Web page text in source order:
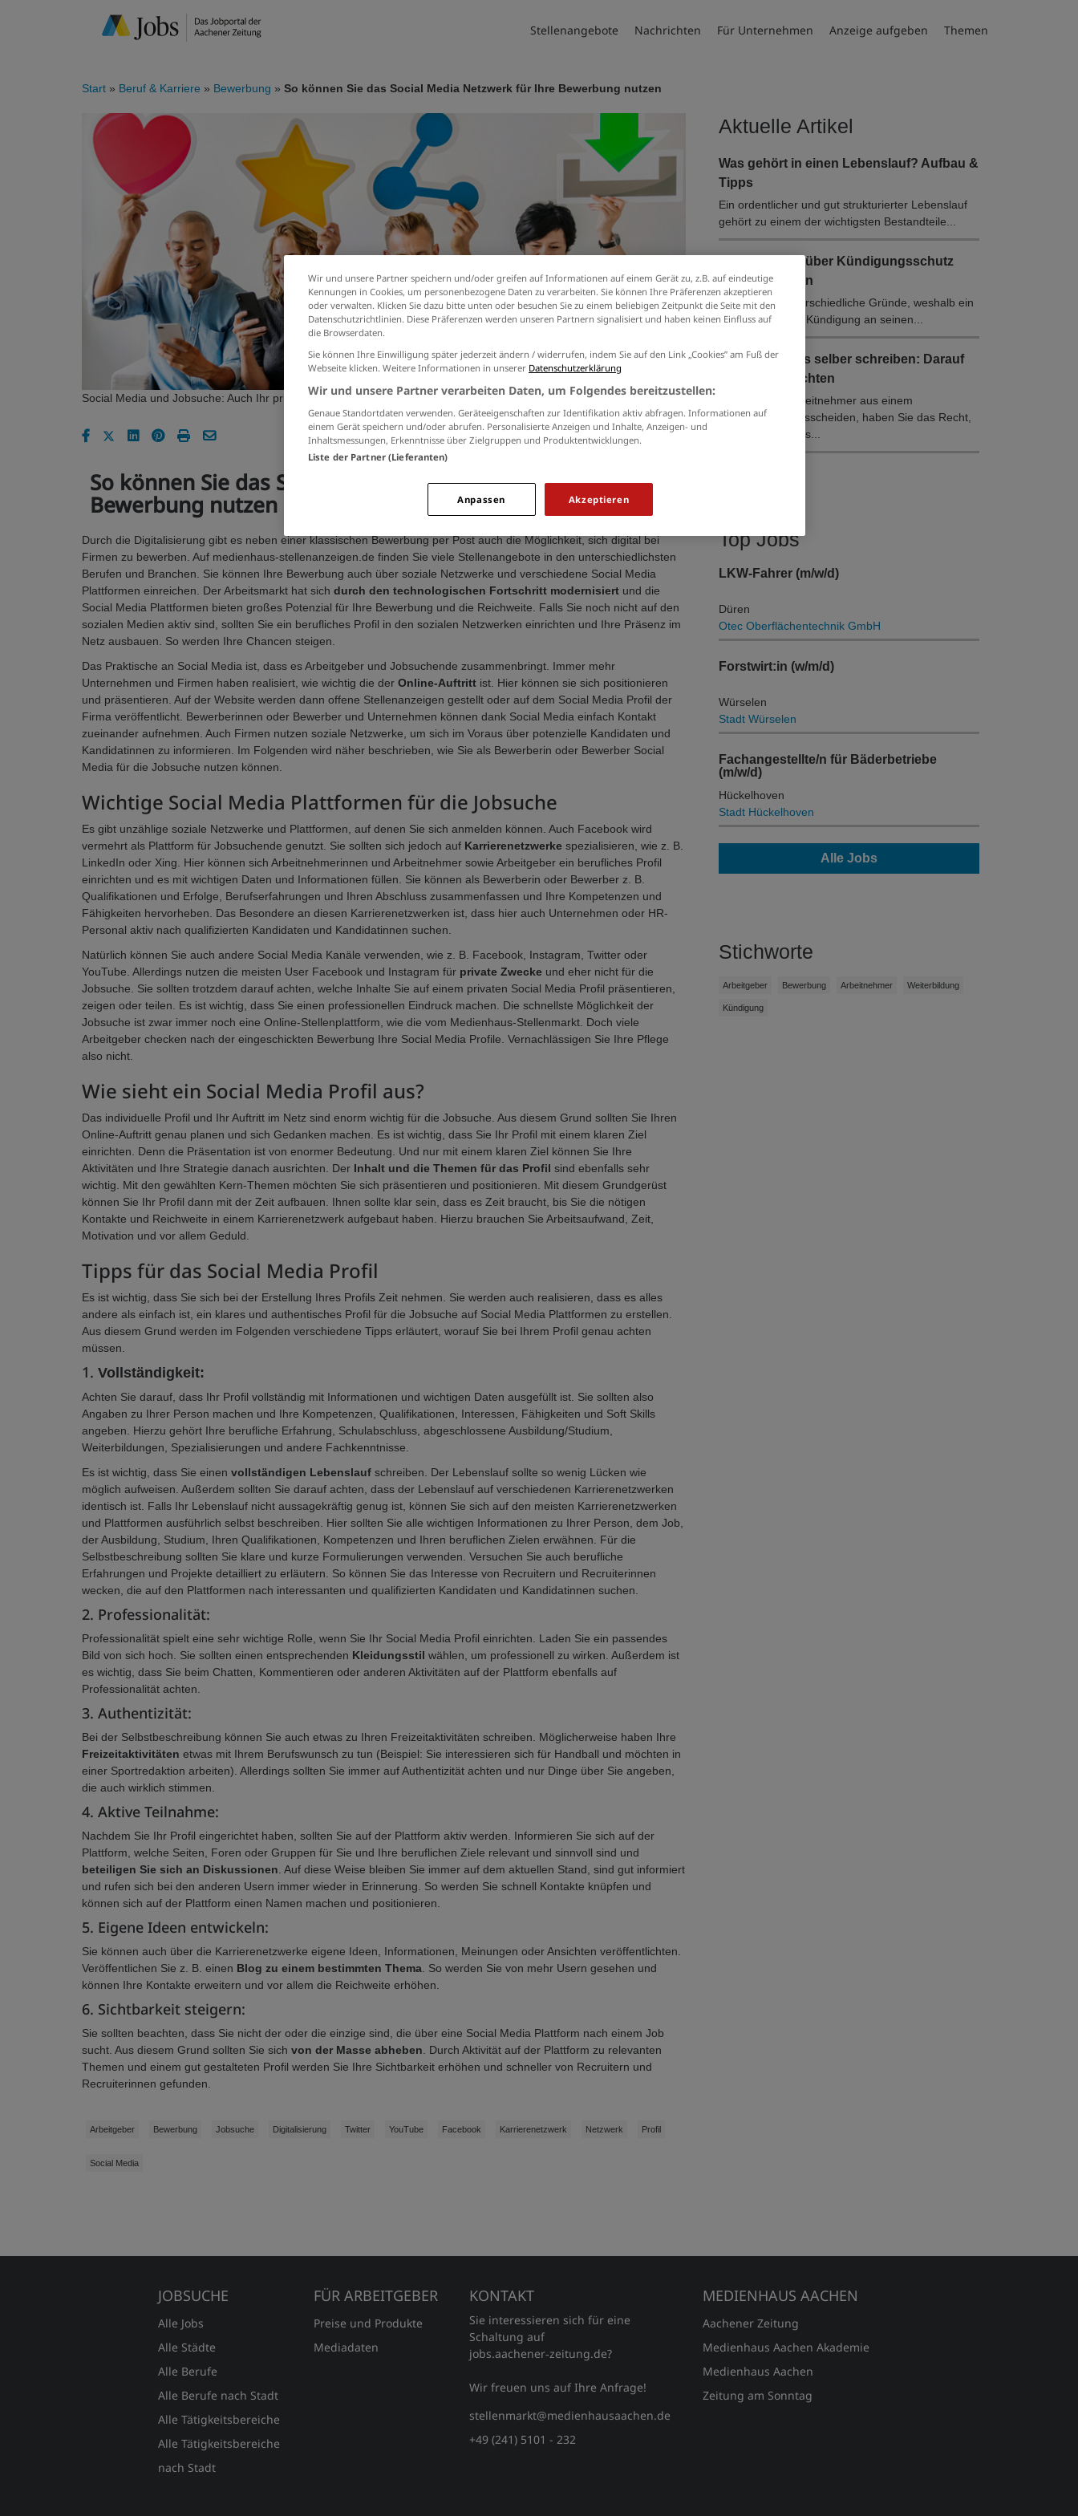
Stellenangebote Nachrichten Für Unternehmen Anzeige aufgeben Themen
Start Beruf & Karriere Bewerbung So können Sie das Social Media Netzwerk für Ihre Bewerbung nutzen
Social Media und Jobsuche: Auch Ihr privates Profil ist wichtig! | Copyright © Rawpixel
So können Sie das Social Media Netzwerk für Ihre
Bewerbung nutzen
Durch die Digitalisierung gibt es neben einer klassischen Bewerbung per Post auch die Möglichkeit, sich digital bei
Firmen zu bewerben. Auf medienhaus-stellenanzeigen.de finden Sie viele Stellenangebote in den unterschiedlichsten
Berufen und Branchen. Sie können Ihre Bewerbung auch über soziale Netzwerke und verschiedene Social Media
Plattformen einreichen. Der Arbeitsmarkt hat sich durch den technologischen Fortschritt modernisiert und die
Social Media Plattformen bieten großes Potenzial für Ihre Bewerbung und die Reichweite. Falls Sie noch nicht auf den
sozialen Medien aktiv sind, sollten Sie ein berufliches Profil in den sozialen Netzwerken einrichten und Ihre Präsenz im
Netz ausbauen. So werden Ihre Chancen steigen.
Das Praktische an Social Media ist, dass es Arbeitgeber und Jobsuchende zusammenbringt. Immer mehr
Unternehmen und Firmen haben realisiert, wie wichtig die der Online-Auftritt ist. Hier können sie sich positionieren
und präsentieren. Auf der Website werden dann offene Stellenanzeigen gestellt oder auf dem Social Media Profil der
Firma veröffentlicht. Bewerberinnen oder Bewerber und Unternehmen können dank Social Media einfach Kontakt
zueinander aufnehmen. Auch Firmen nutzen soziale Netzwerke, um sich im Voraus über potenzielle Kandidaten und
Kandidatinnen zu informieren. Im Folgenden wird näher beschrieben, wie Sie als Bewerberin oder Bewerber Social
Media für die Jobsuche nutzen können.
Wichtige Social Media Plattformen für die Jobsuche
Es gibt unzählige soziale Netzwerke und Plattformen, auf denen Sie sich anmelden können. Auch Facebook wird
vermehrt als Plattform für Jobsuchende genutzt. Sie sollten sich jedoch auf Karrierenetzwerke spezialisieren, wie z. B.
LinkedIn oder Xing. Hier können sich Arbeitnehmerinnen und Arbeitnehmer sowie Arbeitgeber ein berufliches Profil
einrichten und es mit wichtigen Daten und Informationen füllen. Sie können als Bewerberin oder Bewerber z. B.
Qualifikationen und Erfolge, Berufserfahrungen und Ihren Abschluss zusammenfassen und Ihre Kompetenzen und
Fähigkeiten hervorheben. Das Besondere an diesen Karrierenetzwerken ist, dass hier auch Unternehmen oder HR-
Personal aktiv nach qualifizierten Kandidaten und Kandidatinnen suchen.
Natürlich können Sie auch andere Social Media Kanäle verwenden, wie z. B. Facebook, Instagram, Twitter oder
YouTube. Allerdings nutzen die meisten User Facebook und Instagram für private Zwecke und eher nicht für die
Jobsuche. Sie sollten trotzdem darauf achten, welche Inhalte Sie auf einem privaten Social Media Profil präsentieren,
zeigen oder teilen. Es ist wichtig, dass Sie einen professionellen Eindruck machen. Die schnellste Möglichkeit der
Jobsuche ist zwar immer noch eine Online-Stellenplattform, wie die vom Medienhaus-Stellenmarkt. Doch viele
Arbeitgeber checken nach der eingeschickten Bewerbung Ihre Social Media Profile. Vernachlässigen Sie Ihre Pflege
also nicht.
Wie sieht ein Social Media Profil aus?
Das individuelle Profil und Ihr Auftritt im Netz sind enorm wichtig für die Jobsuche. Aus diesem Grund sollten Sie Ihren
Online-Auftritt genau planen und sich Gedanken machen. Es ist wichtig, dass Sie Ihr Profil mit einem klaren Ziel
einrichten. Denn die Präsentation ist von enormer Bedeutung. Und nur mit einem klaren Ziel können Sie Ihre
Aktivitäten und Ihre Strategie danach ausrichten. Der Inhalt und die Themen für das Profil sind ebenfalls sehr
wichtig. Mit den gewählten Kern-Themen möchten Sie sich präsentieren und positionieren. Mit diesem Grundgerüst
können Sie Ihr Profil dann mit der Zeit aufbauen. Ihnen sollte klar sein, dass es Zeit braucht, bis Sie die nötigen
Kontakte und Reichweite in einem Karrierenetzwerk aufgebaut haben. Hierzu brauchen Sie Arbeitsaufwand, Zeit,
Motivation und vor allem Geduld.
Tipps für das Social Media Profil
Es ist wichtig, dass Sie sich bei der Erstellung Ihres Profils Zeit nehmen. Sie werden auch realisieren, dass es alles
andere als einfach ist, ein klares und authentisches Profil für die Jobsuche auf Social Media Plattformen zu erstellen.
Aus diesem Grund werden im Folgenden verschiedene Tipps erläutert, worauf Sie bei Ihrem Profil genau achten
müssen.
1. Vollständigkeit:
Achten Sie darauf, dass Ihr Profil vollständig mit Informationen und wichtigen Daten ausgefüllt ist. Sie sollten also
Angaben zu Ihrer Person machen und Ihre Kompetenzen, Qualifikationen, Interessen, Fähigkeiten und Soft Skills
angeben. Hierzu gehört Ihre berufliche Erfahrung, Schulabschluss, abgeschlossene Ausbildung/Studium,
Weiterbildungen, Spezialisierungen und andere Fachkenntnisse.
Es ist wichtig, dass Sie einen vollständigen Lebenslauf schreiben. Der Lebenslauf sollte so wenig Lücken wie
möglich aufweisen. Außerdem sollten Sie darauf achten, dass der Lebenslauf auf verschiedenen Karrierenetzwerken
identisch ist. Falls Ihr Lebenslauf nicht aussagekräftig genug ist, können Sie sich auf den meisten Karrierenetzwerken
und Plattformen ausführlich selbst beschreiben. Hier sollten Sie alle wichtigen Informationen zu Ihrer Person, dem Job,
der Ausbildung, Studium, Ihren Qualifikationen, Kompetenzen und Ihren beruflichen Zielen erwähnen. Für die
Selbstbeschreibung sollten Sie klare und kurze Formulierungen verwenden. Versuchen Sie auch berufliche
Erfahrungen und Projekte detailliert zu erläutern. So können Sie das Interesse von Recruitern und Recruiterinnen
wecken, die auf den Plattformen nach interessanten und qualifizierten Kandidaten und Kandidatinnen suchen.
2. Professionalität:
Professionalität spielt eine sehr wichtige Rolle, wenn Sie Ihr Social Media Profil einrichten. Laden Sie ein passendes
Bild von sich hoch. Sie sollten einen entsprechenden Kleidungsstil wählen, um professionell zu wirken. Außerdem ist
es wichtig, dass Sie beim Chatten, Kommentieren oder anderen Aktivitäten auf der Plattform ebenfalls auf
Professionalität achten.
3. Authentizität:
Bei der Selbstbeschreibung können Sie auch etwas zu Ihren Freizeitaktivitäten schreiben. Möglicherweise haben Ihre
Freizeitaktivitäten etwas mit Ihrem Berufswunsch zu tun (Beispiel: Sie interessieren sich für Handball und möchten in
einer Sportredaktion arbeiten). Allerdings sollten Sie immer auf Authentizität achten und nur Dinge über Sie angeben,
die auch wirklich stimmen.
4. Aktive Teilnahme:
Nachdem Sie Ihr Profil eingerichtet haben, sollten Sie auf der Plattform aktiv werden. Informieren Sie sich auf der
Plattform, welche Seiten, Foren oder Gruppen für Sie und Ihre beruflichen Ziele relevant und sinnvoll sind und
beteiligen Sie sich an Diskussionen . Auf diese Weise bleiben Sie immer auf dem aktuellen Stand, sind gut informiert
und rufen sich bei den anderen Usern immer wieder in Erinnerung. So werden Sie schnell Kontakte knüpfen und
können sich auf der Plattform einen Namen machen und positionieren.
5. Eigene Ideen entwickeln:
Sie können auch über die Karrierenetzwerke eigene Ideen, Informationen, Meinungen oder Ansichten veröffentlichten.
Veröffentlichen Sie z. B. einen Blog zu einem bestimmten Thema . So werden Sie von mehr Usern gesehen und
können Ihre Kontakte erweitern und vor allem die Reichweite erhöhen.
6. Sichtbarkeit steigern:
Sie sollten beachten, dass Sie nicht der oder die einzige sind, die über eine Social Media Plattform nach einem Job
sucht. Aus diesem Grund sollten Sie sich von der Masse abheben . Durch Aktivität auf der Plattform zu relevanten
Themen und einem gut gestalteten Profil werden Sie Ihre Sichtbarkeit erhöhen und schneller von Recruitern und
Recruiterinnen gefunden.
Arbeitgeber Bewerbung Jobsuche Digitalisierung Twitter YouTube Facebook Karrierenetzwerk Netzwerk Profil
Social Media
Aktuelle Artikel
Was gehört in einen Lebenslauf? Aufbau &
Tipps
Ein ordentlicher und gut strukturierter Lebenslauf
gehört zu einem der wichtigsten Bestandteile...
Alles, was Sie über Kündigungsschutz
wissen müssen
Es gibt viele unterschiedliche Gründe, weshalb ein
Arbeitgeber eine Kündigung an seinen...
Arbeitszeugnis selber schreiben: Darauf
müssen Sie achten
Wenn Sie als Arbeitnehmer aus einem
Unternehmen ausscheiden, haben Sie das Recht,
ein Arbeitszeugnis...
Top Jobs
LKW-Fahrer (m/w/d)
Düren
Otec Oberflächentechnik GmbH
Forstwirt:in (w/m/d)
Würselen
Stadt Würselen
Fachangestellte/n für Bäderbetriebe
(m/w/d)
Hückelhoven
Stadt Hückelhoven
Alle Jobs
Stichworte
Arbeitgeber Bewerbung Arbeitnehmer Weiterbildung
Kündigung
JOBSUCHE
Alle Jobs
Alle Städte
Alle Berufe
Alle Berufe nach Stadt
Alle Tätigkeitsbereiche
Alle Tätigkeitsbereiche
nach Stadt
FÜR ARBEITGEBER
Preise und Produkte
Mediadaten
KONTAKT
Sie interessieren sich für eine
Schaltung auf
jobs.aachener‑zeitung.de?
Wir freuen uns auf Ihre Anfrage!
stellenmarkt@medienhausaachen.de
+49 (241) 5101 - 232
MEDIENHAUS AACHEN
Aachener Zeitung
Medienhaus Aachen Akademie
Medienhaus Aachen
Zeitung am Sonntag
Wir und unsere Partner speichern und/oder greifen auf Informationen auf einem Gerät zu, z.B. auf eindeutige
Kennungen in Cookies, um personenbezogene Daten zu verarbeiten. Sie können Ihre Präferenzen akzeptieren
oder verwalten. Klicken Sie dazu bitte unten oder besuchen Sie zu einem beliebigen Zeitpunkt die Seite mit den
Datenschutzrichtlinien. Diese Präferenzen werden unseren Partnern signalisiert und haben keinen Einfluss auf
die Browserdaten.
Sie können Ihre Einwilligung später jederzeit ändern / widerrufen, indem Sie auf den Link „Cookies” am Fuß der
Webseite klicken. Weitere Informationen in unserer Datenschutzerklärung
Wir und unsere Partner verarbeiten Daten, um Folgendes bereitzustellen:
Genaue Standortdaten verwenden. Geräteeigenschaften zur Identifikation aktiv abfragen. Informationen auf
einem Gerät speichern und/oder abrufen. Personalisierte Anzeigen und Inhalte, Anzeigen- und
Inhaltsmessungen, Erkenntnisse über Zielgruppen und Produktentwicklungen.
Liste der Partner (Lieferanten)
Akzeptieren
Anpassen